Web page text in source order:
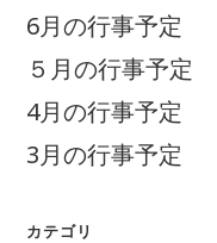
6月の行事予定
５月の行事予定
4月の行事予定
3月の行事予定
カテゴリ